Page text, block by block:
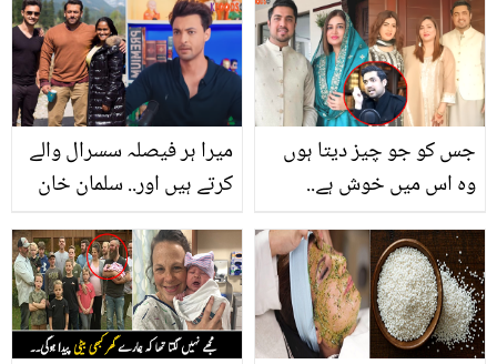
میں کے استعمال میں چھپے
صحت کے کئی حیرت انگیز
راز
میرا ہر فیصلہ سسرال والے
کرتے ہیں اور.. سلمان خان
ساتھ کیا سلوک کرتے ہیں؟
جس کو جو چیز دیتا ہوں
وہ اس میں خوش ہے..
کیسے تعلقات ہیں؟ اقرار
الحسن کی دلچسپ گفتگو